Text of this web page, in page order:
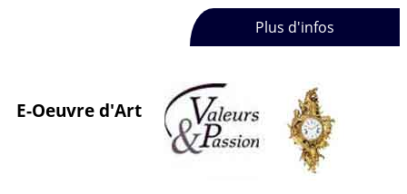
Plus d'infos
E-Oeuvre d'Art